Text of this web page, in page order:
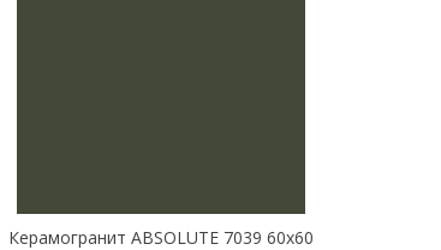
Керамогранит ABSOLUTE 7039 60х60